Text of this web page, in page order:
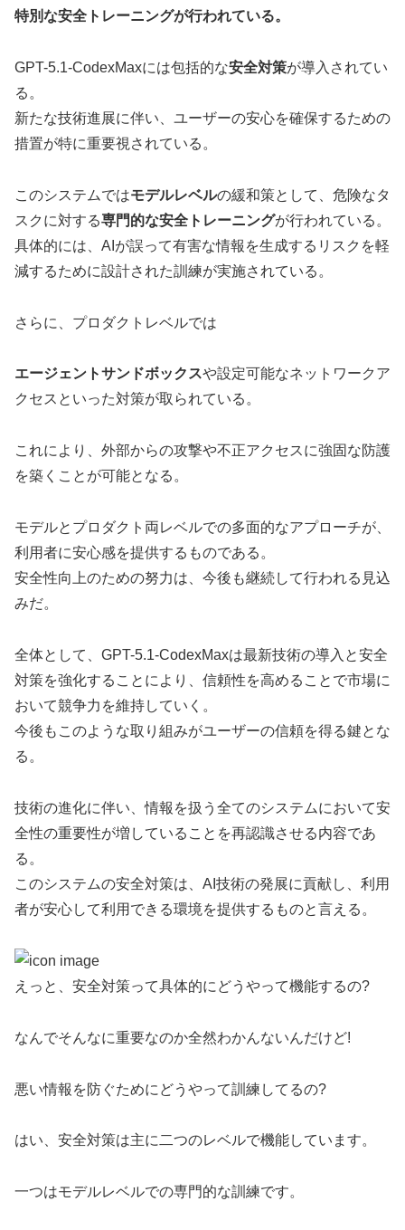
特別な安全トレーニングが行われている。
GPT-5.1-CodexMaxには包括的な安全対策が導入されてい
る。
新たな技術進展に伴い、ユーザーの安心を確保するための
措置が特に重要視されている。
このシステムではモデルレベルの緩和策として、危険なタ
スクに対する専門的な安全トレーニングが行われている。
具体的には、AIが誤って有害な情報を生成するリスクを軽
減するために設計された訓練が実施されている。
さらに、プロダクトレベルでは
エージェントサンドボックスや設定可能なネットワークア
クセスといった対策が取られている。
これにより、外部からの攻撃や不正アクセスに強固な防護
を築くことが可能となる。
モデルとプロダクト両レベルでの多面的なアプローチが、
利用者に安心感を提供するものである。
安全性向上のための努力は、今後も継続して行われる見込
みだ。
全体として、GPT-5.1-CodexMaxは最新技術の導入と安全
対策を強化することにより、信頼性を高めることで市場に
おいて競争力を維持していく。
今後もこのような取り組みがユーザーの信頼を得る鍵とな
る。
技術の進化に伴い、情報を扱う全てのシステムにおいて安
全性の重要性が増していることを再認識させる内容であ
る。
このシステムの安全対策は、AI技術の発展に貢献し、利用
者が安心して利用できる環境を提供するものと言える。
えっと、安全対策って具体的にどうやって機能するの?
なんでそんなに重要なのか全然わかんないんだけど!
悪い情報を防ぐためにどうやって訓練してるの?
はい、安全対策は主に二つのレベルで機能しています。
一つはモデルレベルでの専門的な訓練です。